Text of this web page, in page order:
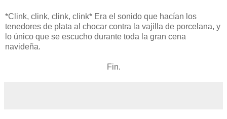
*Clink, clink, clink, clink* Era el sonido que hacían los
tenedores de plata al chocar contra la vajilla de porcelana, y
lo único que se escucho durante toda la gran cena
navideña.
Fin.